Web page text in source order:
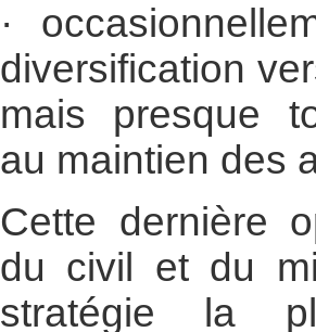
·
diversification
mais presque
au maintien des
Cette dernière
du civil et du
stratégie la